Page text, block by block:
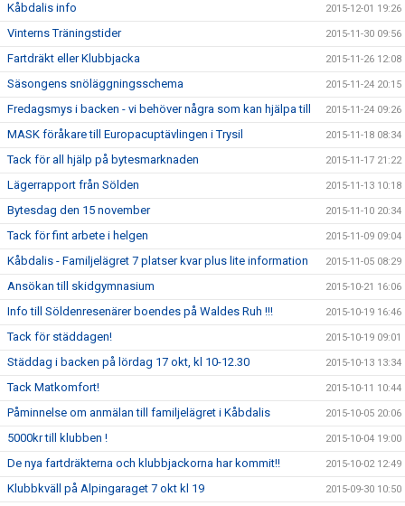
Kåbdalis info 2015-12-01 19:26
Vinterns Träningstider 2015-11-30 09:56
Fartdräkt eller Klubbjacka 2015-11-26 12:08
Säsongens snöläggningsschema 2015-11-24 20:15
Fredagsmys i backen - vi behöver några som kan hjälpa till 2015-11-24 09:26
MASK föråkare till Europacuptävlingen i Trysil 2015-11-18 08:34
Tack för all hjälp på bytesmarknaden 2015-11-17 21:22
Lägerrapport från Sölden 2015-11-13 10:18
Bytesdag den 15 november 2015-11-10 20:34
Tack för fint arbete i helgen 2015-11-09 09:04
Kåbdalis - Familjelägret 7 platser kvar plus lite information 2015-11-05 08:29
Ansökan till skidgymnasium 2015-10-21 16:06
Info till Söldenresenärer boendes på Waldes Ruh !!! 2015-10-19 16:46
Tack för städdagen! 2015-10-19 09:01
Städdag i backen på lördag 17 okt, kl 10-12.30 2015-10-13 13:34
Tack Matkomfort! 2015-10-11 10:44
Påminnelse om anmälan till familjelägret i Kåbdalis 2015-10-05 20:06
5000kr till klubben ! 2015-10-04 19:00
De nya fartdräkterna och klubbjackorna har kommit!! 2015-10-02 12:49
Klubbkväll på Alpingaraget 7 okt kl 19 2015-09-30 10:50